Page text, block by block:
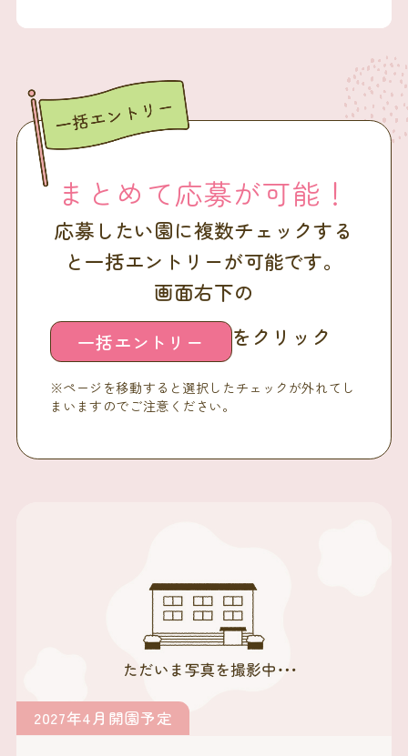
まとめて応募が可能！
応募したい園に複数チェックする
と一括エントリーが可能です。
画面右下の
一括エントリー をクリック
※ページを移動すると選択したチェックが外れてし
まいますのでご注意ください。
2027年4月開園予定